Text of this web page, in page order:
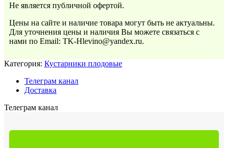
Бакчарская
Не является публичной офертой.
Цены на сайте и наличие товара могут быть не актуальны.
Для уточнения цены и наличия Вы можете связаться с
нами по Email: TK-Hlevino@yandex.ru.
Категория: Кустарники плодовые
Телеграм канал
Доставка
Телеграм канал